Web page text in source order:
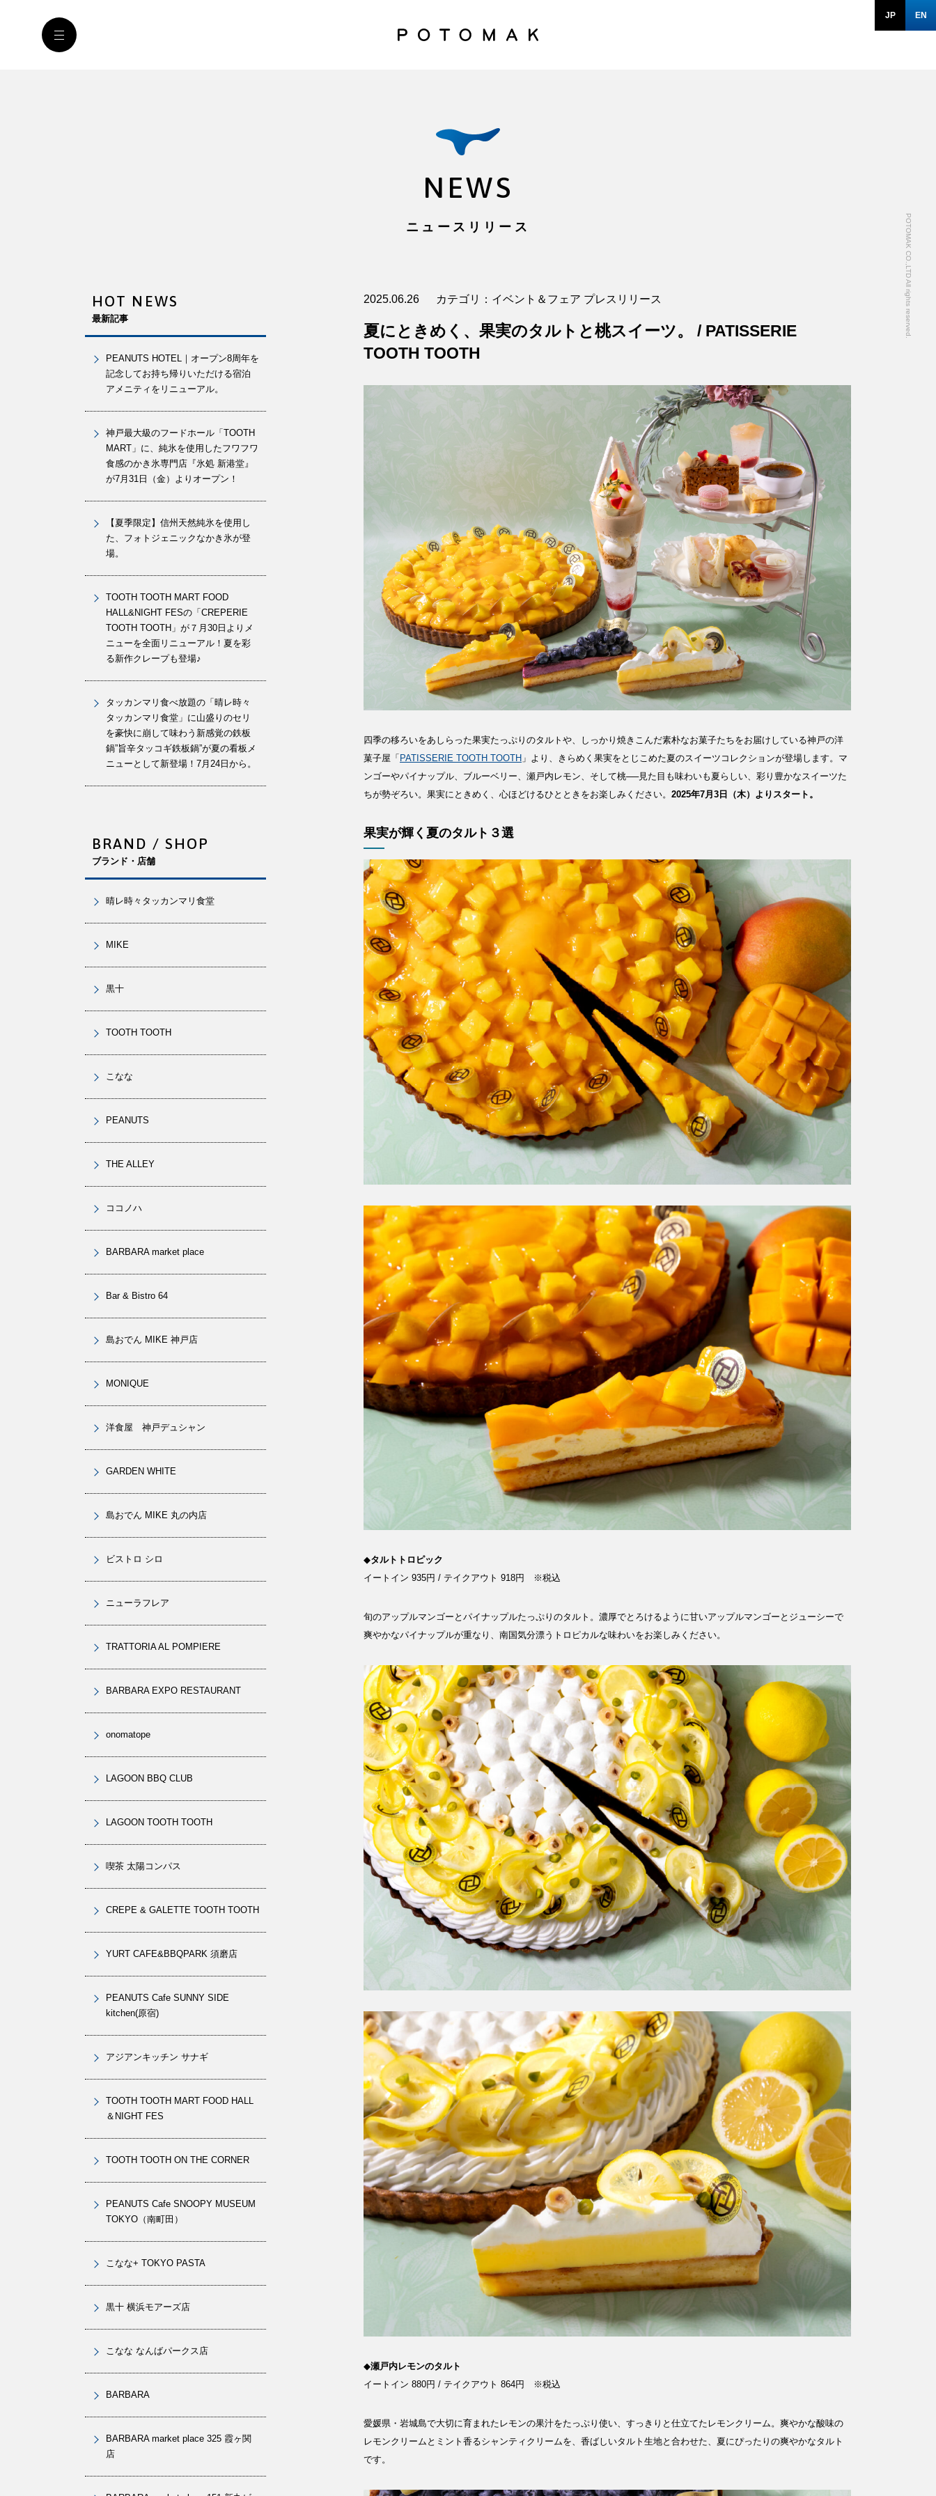
JP EN
MESSAGE
COMPANY
BRAND/SHOP
DOMAIN
RECRUIT
NEWS
CLOSE
NEWS
ニュースリリース
2025.06.26 カテゴリ：イベント＆フェア プレスリリース
夏にときめく、果実のタルトと桃スイーツ。 / PATISSERIE
TOOTH TOOTH
四季の移ろいをあしらった果実たっぷりのタルトや、しっかり焼きこんだ素朴なお菓子たちをお届けしている神戸の洋
菓子屋「PATISSERIE TOOTH TOOTH 」より、きらめく果実をとじこめた夏のスイーツコレクションが登場します。マ
ンゴーやパイナップル、ブルーベリー、瀬戸内レモン、そして桃──見た目も味わいも夏らしい、彩り豊かなスイーツた
ちが勢ぞろい。果実にときめく、心ほどけるひとときをお楽しみください。 2025年7月3日（木）よりスタート。
果実が輝く夏のタルト３選
◆タルトトロピック
イートイン 935円 / テイクアウト 918円 ※税込
旬のアップルマンゴーとパイナップルたっぷりのタルト。濃厚で​とろけるように甘いアップルマンゴーとジューシーで
爽やかなパイナップルが重なり、南国気分漂うトロピカルな味わいをお楽しみください。
◆瀬戸内レモンのタルト
イートイン 880円 / テイクアウト 864円 ※税込
愛媛県・岩城島で大切に育まれたレモンの果汁をたっぷり使い、すっきりと仕立てたレモンクリーム。爽やかな酸味の
レモンクリームとミント香るシャンティクリームを、香ばしいタルト生地と合わせた、夏にぴったりの爽やかなタルト
です。
HOT NEWS
最新記事
PEANUTS HOTEL｜オープン8周年を
記念してお持ち帰りいただける宿泊
アメニティをリニューアル。
神戸最大級のフードホール「TOOTH
MART」に、純氷を使用したフワフワ
食感のかき氷専門店『氷処 新港堂』
が7月31日（金）よりオープン！
【夏季限定】信州天然純氷を使用し
た、フォトジェニックなかき氷が登
場。
TOOTH TOOTH MART FOOD
HALL&NIGHT FESの「CREPERIE
TOOTH TOOTH」が７月30日よりメ
ニューを全面リニューアル！夏を彩
る新作クレープも登場♪
タッカンマリ食べ放題の「晴レ時々
タッカンマリ食堂」に山盛りのセリ
を豪快に崩して味わう新感覚の鉄板
鍋”旨辛タッコギ鉄板鍋”が夏の看板メ
ニューとして新登場！7月24日から。
BRAND / SHOP
ブランド・店舗
晴レ時々タッカンマリ食堂
MIKE
黒十
TOOTH TOOTH
こなな
PEANUTS
THE ALLEY
ココノハ
BARBARA market place
Bar & Bistro 64
島おでん MIKE 神戸店
MONIQUE
洋食屋 神戸デュシャン
GARDEN WHITE
島おでん MIKE 丸の内店
ビストロ シロ
ニューラフレア
TRATTORIA AL POMPIERE
BARBARA EXPO RESTAURANT
onomatope
LAGOON BBQ CLUB
LAGOON TOOTH TOOTH
喫茶 太陽コンパス
CREPE & GALETTE TOOTH TOOTH
YURT CAFE&BBQPARK 須磨店
PEANUTS Cafe SUNNY SIDE
kitchen(原宿)
アジアンキッチン サナギ
TOOTH TOOTH MART FOOD HALL
＆NIGHT FES
TOOTH TOOTH ON THE CORNER
PEANUTS Cafe SNOOPY MUSEUM
TOKYO（南町田）
こなな+ TOKYO PASTA
黒十 横浜モアーズ店
こなな なんばパークス店
BARBARA
BARBARA market place 325 霞ヶ関
店
POTOMAK CO.,LTD All rights reserved.